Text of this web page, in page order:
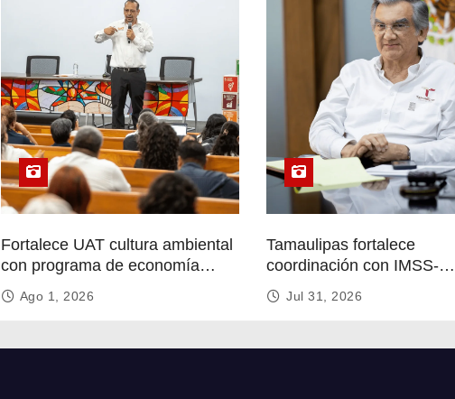
Fortalece UAT cultura ambiental
con programa de economía
circular
Ago 1, 2026
Tamaulipas fortalece
coordinación con IMSS-
Bienestar para mejorar
de salud
Jul 31, 2026